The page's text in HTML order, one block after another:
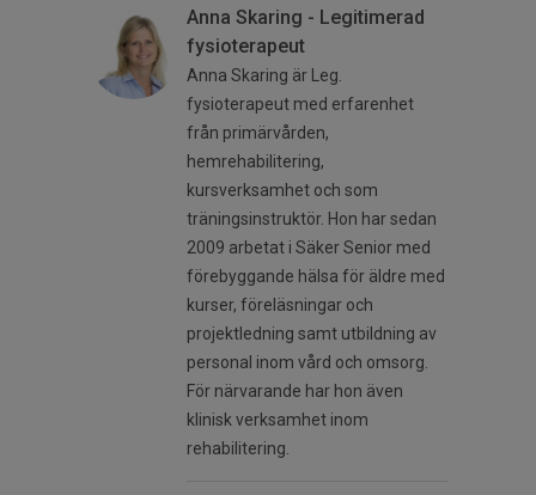
Anna Skaring - Legitimerad
fysioterapeut
Anna Skaring är Leg.
fysioterapeut med erfarenhet
från primärvården,
hemrehabilitering,
kursverksamhet och som
träningsinstruktör. Hon har sedan
2009 arbetat i Säker Senior med
förebyggande hälsa för äldre med
kurser, föreläsningar och
projektledning samt utbildning av
personal inom vård och omsorg.
För närvarande har hon även
klinisk verksamhet inom
rehabilitering.